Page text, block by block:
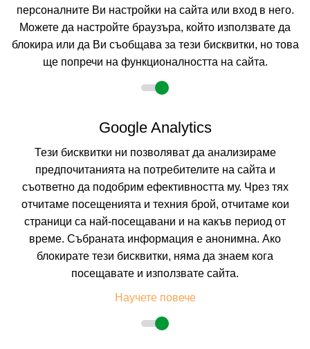
КАЛКУЛИРАЙ ЦЕНА
-20% настаняване от 21.12 до 29.12
КОРНЕЛИЯ ДЕЛУКС РЕЗИДЕНС
БАНСКО, БЛАГОЕВГРАД, БЪЛГАРИЯ Покажи на картата
(Нощувка и Закуска),
цена от
персоналните Ви настройки на сайта или вход в него.
Можете да настройте браузъра, който използвате да
блокира или да Ви съобщава за тези бисквитки, но това
ще попречи на функционалността на сайта.
Google Analytics
Тези бисквитки ни позволяват да анализираме
предпочитанията на потребителите на сайта и
съответно да подобрим ефективността му. Чрез тях
отчитаме посещенията и техния брой, отчитаме кои
страници са най-посещавани и на какъв период от
време. Събраната информация е анонимна. Ако
блокирате тези бисквитки, няма да знаем кога
посещавате и използвате сайта.
Научете повече